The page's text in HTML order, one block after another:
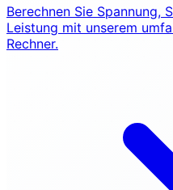
Berechnen Sie Spannung,
Leistung mit unserem
Rechner.